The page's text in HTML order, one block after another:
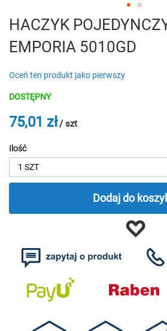
HACZYK
EMPORIA 5010GD
Oceń ten produkt jako pierwszy
DOSTĘPNY
75,01 zł/ szt
Ilość
Dodaj do
Przejdź
na
początek
galerii